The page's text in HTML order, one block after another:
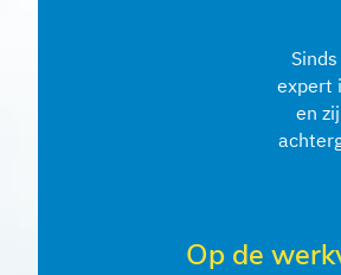
expert
en
Op de